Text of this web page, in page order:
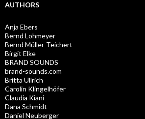
AUTHORS
Anja Ebers
Bernd Lohmeyer
Bernd Müller-Teichert
Birgit Elke
BRAND SOUNDS
brand-sounds.com
Britta Ullrich
Carolin Klingelhöfer
Claudia Kiani
Dana Schmidt
Daniel Neuberger